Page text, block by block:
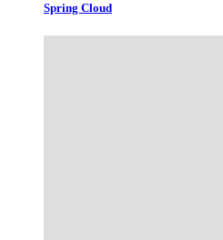
Spring Cloud